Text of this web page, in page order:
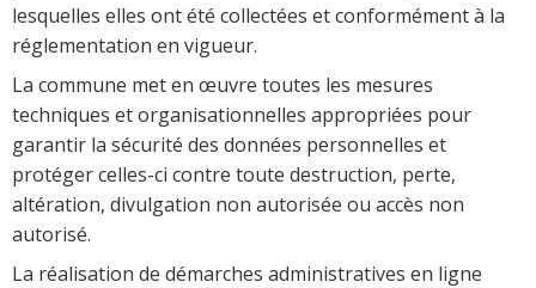
lesquelles elles ont été collectées et conformément à la
réglementation en vigueur.
La commune met en œuvre toutes les mesures
techniques et organisationnelles appropriées pour
garantir la sécurité des données personnelles et
protéger celles-ci contre toute destruction, perte,
altération, divulgation non autorisée ou accès non
autorisé.
La réalisation de démarches administratives en ligne